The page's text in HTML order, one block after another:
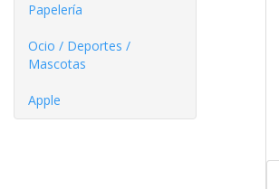
Papelería
Ocio / Deportes /
Mascotas
Apple